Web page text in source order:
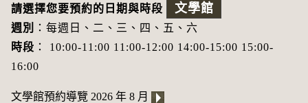
請選擇您要預約的日期與時段 文學館
週別
：每週日、二、三、四、五、六
時段 ： 10:00-11:00 11:00-12:00 14:00-15:00 15:00-
16:00
文學館預約導覽 2026 年 8 月